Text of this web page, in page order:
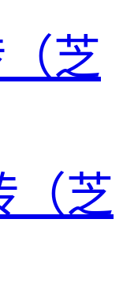
芝